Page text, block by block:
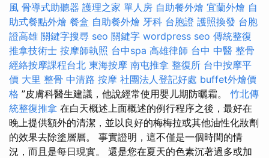
風 骨導式助聽器 護理之家 單人房 自助餐外燴 宜蘭外燴 自
助式餐點外燴 餐盒 自助餐外燴 牙科 台胞證 護照換發 台胞
證高雄 關鍵字搜尋 seo 關鍵字 wordpress seo 傳統整復
推拿技術士 按摩師執照 台中spa 高雄律師 台中 中醫 整骨
經絡按摩課程台北 東海按摩 南屯推拿 整復所 台中按摩平
價 大里 整骨 中清路 按摩 社團法人登記好處 buffet外燴價
格 ”皮膚科醫生建議，他說經常使用嬰儿期防曬霜。 竹北傳
統整復推拿 在白天概述上面概述的例行程序之後，最好在
晚上提供額外的清潔，並以良好的梅梅拉或其他油性化妝劑
的效果去除塗層層。 事實證明，這不僅是一個時間的情
況，而且是每日現實。 還是您在夏天的色素沉著過多或加